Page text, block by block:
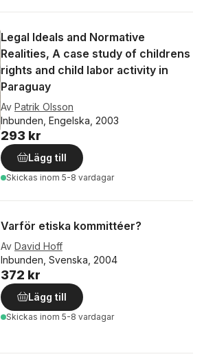
Legal Ideals and Normative
Realities, A case study of childrens
rights and child labor activity in
Paraguay
Av Patrik Olsson
Inbunden, Engelska, 2003
293 kr
Lägg till
Skickas inom 5-8 vardagar
Varför etiska kommittéer?
Av David Hoff
Inbunden, Svenska, 2004
372 kr
Lägg till
Skickas inom 5-8 vardagar